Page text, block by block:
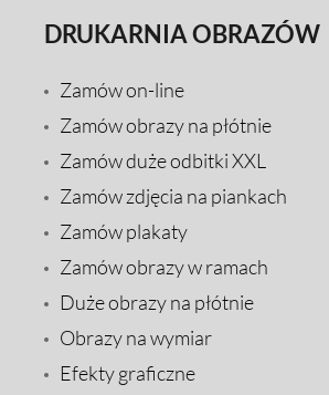
DRUKARNIA OBRAZÓW
Zamów on-line
Zamów obrazy na płótnie
Zamów duże odbitki XXL
Zamów zdjęcia na piankach
Zamów plakaty
Zamów obrazy w ramach
Duże obrazy na płótnie
Obrazy na wymiar
Efekty graficzne